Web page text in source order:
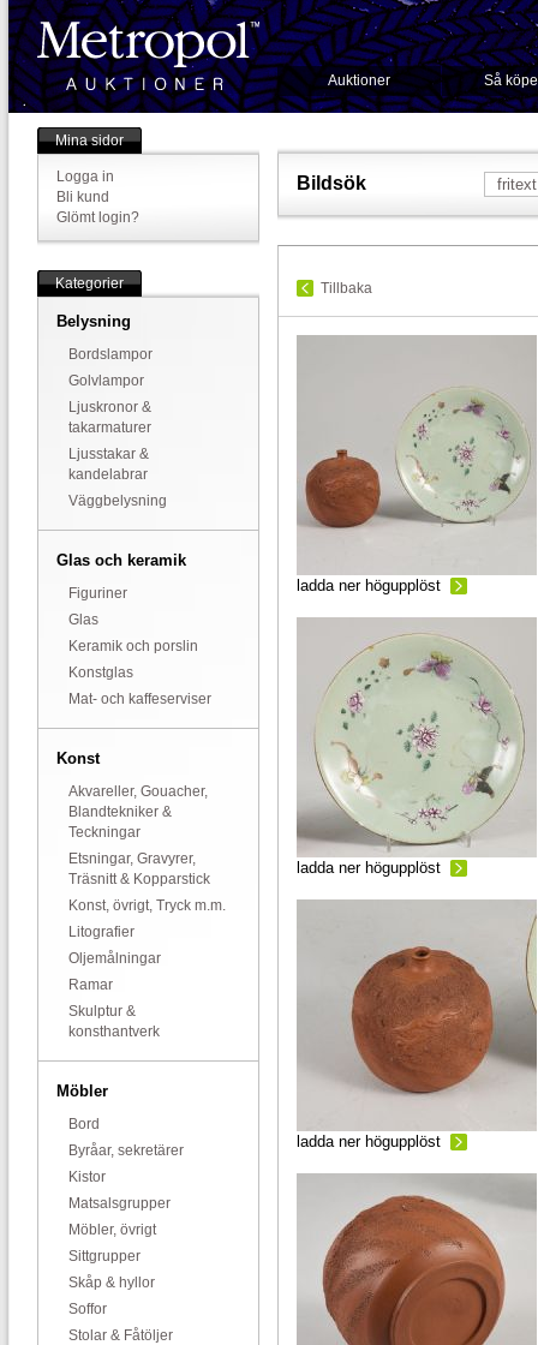
Auktioner Så
Mina sidor
Logga in
Bli kund
Glömt login?
Kategorier
Belysning
Bordslampor
Golvlampor
Ljuskronor &
takarmaturer
Ljusstakar &
kandelabrar
Väggbelysning
Glas och keramik
Figuriner
Glas
Keramik och porslin
Konstglas
Mat- och kaffeserviser
Konst
Akvareller, Gouacher,
Blandtekniker &
Teckningar
Etsningar, Gravyrer,
Träsnitt & Kopparstick
Konst, övrigt, Tryck m.m.
Litografier
Oljemålningar
Ramar
Skulptur &
konsthantverk
Möbler
Bord
Byråar, sekretärer
Kistor
Matsalsgrupper
Möbler, övrigt
Sittgrupper
Skåp & hyllor
Soffor
Stolar & Fåtöljer
Bildsök
Tillbaka
ladda ner högupplöst
ladda ner högupplöst
ladda ner högupplöst